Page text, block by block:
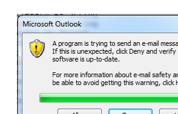
Set OutlookApp =
Set OutlookMail =
Wb2.SaveAs FilePath &
With OutlookMail
.To =
.CC = ""
.BCC =
""